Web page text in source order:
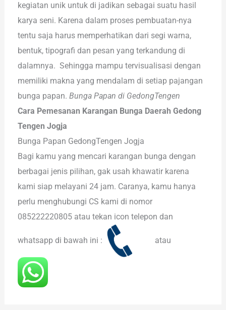
kegiatan unik untuk di jadikan sebagai suatu hasil
karya seni. Karena dalam proses pembuatan-nya
tentu saja harus memperhatikan dari segi warna,
bentuk, tipografi dan pesan yang terkandung di
dalamnya. Sehingga mampu tervisualisasi dengan
memiliki makna yang mendalam di setiap pajangan
bunga papan.Bunga Papan di GedongTengen
Cara Pemesanan Karangan Bunga Daerah Gedong
Tengen Jogja
Bunga Papan GedongTengen Jogja
Bagi kamu yang mencari karangan bunga dengan
berbagai jenis pilihan, gak usah khawatir karena
kami siap melayani 24 jam. Caranya, kamu hanya
perlu menghubungi CS kami di nomor
085222220805 atau tekan icon telepon dan
whatsapp di bawah ini : atau